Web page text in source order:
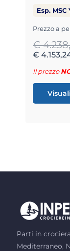
Esp.
Prezzo a
€
€
Il prezzo
Parti in
Mediterraneo,